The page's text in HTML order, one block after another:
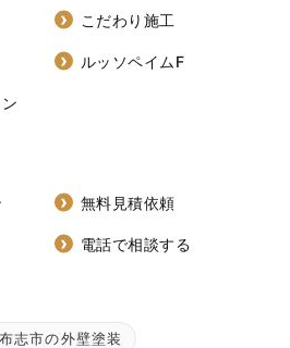
こだわり施工
ルッソペイムF
無料見積依頼
電話で相談する
志市の外壁塗装